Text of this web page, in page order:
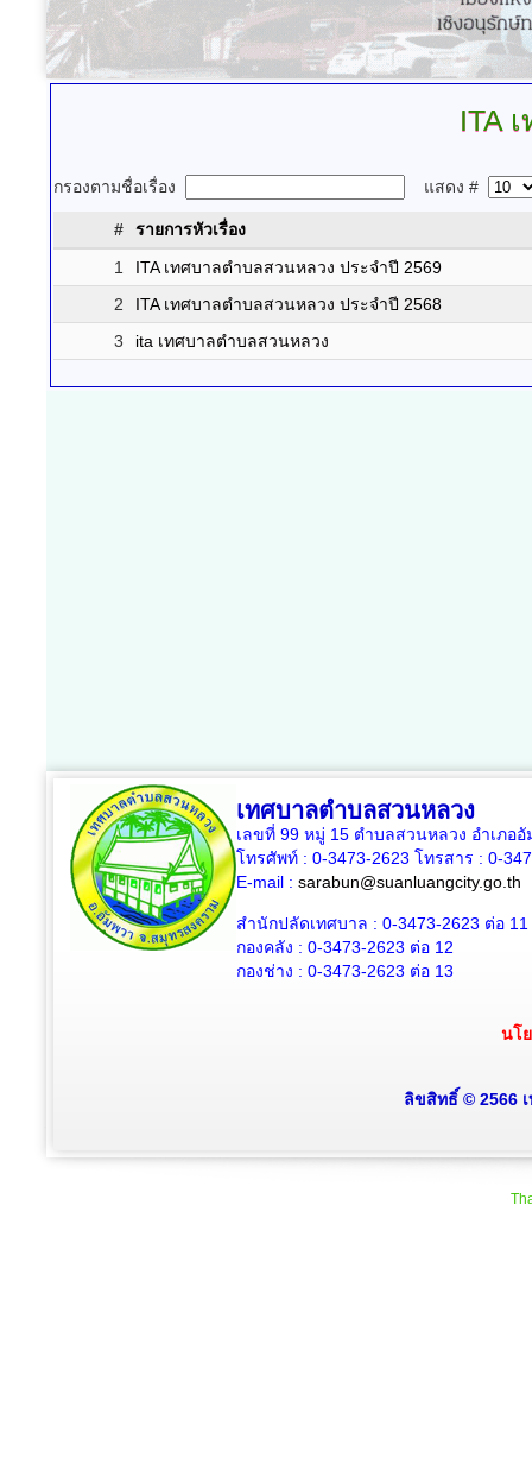
ITAเ
กรองตามชื่อเรื่อง แสดง #
#
รายการหัวเรื่อง
1
ITA เทศบาลตำบลสวนหลวง ประจำปี 2569
2
ITA เทศบาลตำบลสวนหลวง ประจำปี 2568
3
ita เทศบาลตำบลสวนหลวง
เทศบาลตำบลสวนหลวง
เลขที่ 99 หมู่ 15 ตำบลสวนหลวง อำเภอ
โทรศัพท์ : 0-3473-2623 โทรสาร : 0-
E-mail : sarabun@suanluangcity.go.th
สำนักปลัดเทศบาล : 0-3473-2623 ต่อ 11
กองคลัง : 0-3473-2623 ต่อ 12
กองช่าง : 0-3473-2623 ต่อ 13
นโ
ลิขสิทธิ์ © 2566